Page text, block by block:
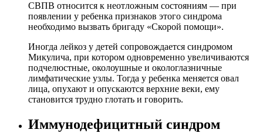
СВПВ относится к неотложным состояниям — при
появлении у ребенка признаков этого синдрома
необходимо вызвать бригаду «Скорой помощи».
Иногда лейкоз у детей сопровождается синдромом
Микулича, при котором одновременно увеличиваются
подчелюстные, околоушные и окологлазничные
лимфатические узлы. Тогда у ребенка меняется овал
лица, опухают и опускаются верхние веки, ему
становится трудно глотать и говорить.
Иммунодефицитный синдром